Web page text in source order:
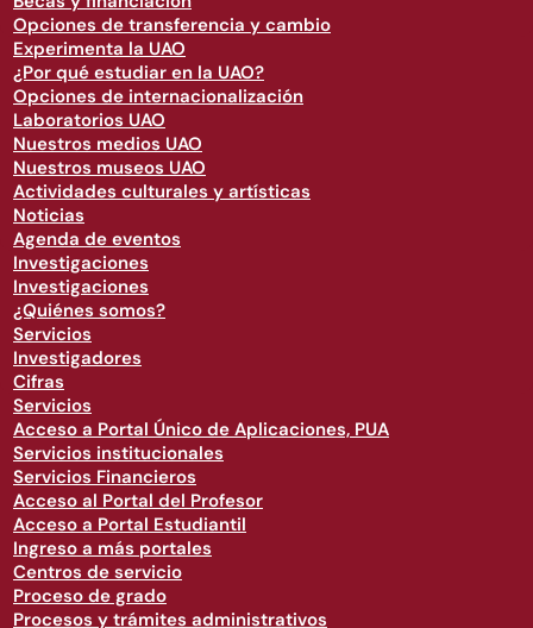
Opciones de transferencia y cambio
Experimenta la UAO
¿Por qué estudiar en la UAO?
Opciones de internacionalización
Laboratorios UAO
Nuestros medios UAO
Nuestros museos UAO
Actividades culturales y artísticas
Noticias
Agenda de eventos
Investigaciones
Investigaciones
¿Quiénes somos?
Servicios
Investigadores
Cifras
Servicios
Acceso a Portal Único de Aplicaciones, PUA
Servicios institucionales
Servicios Financieros
Acceso al Portal del Profesor
Acceso a Portal Estudiantil
Ingreso a más portales
Centros de servicio
Proceso de grado
Procesos y trámites administrativos